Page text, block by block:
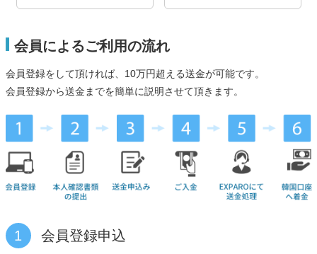
会員によるご利用の流れ
会員登録をして頂ければ、10万円超える送金が可能です。
会員登録から送金までを簡単に説明させて頂きます。
1 会員登録申込